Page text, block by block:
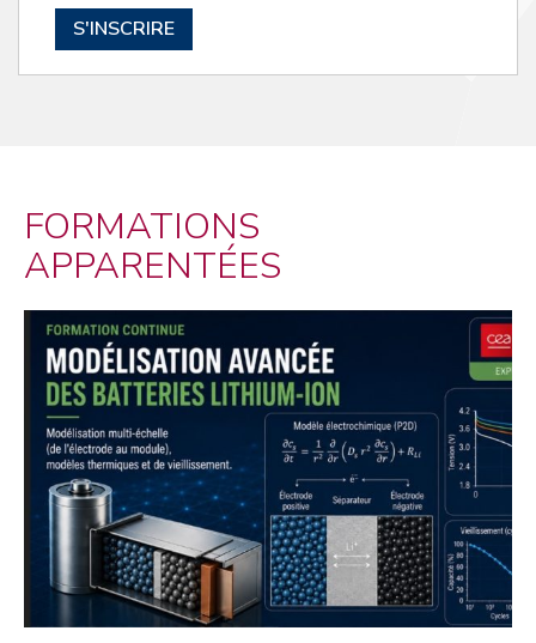
S'INSCRIRE
FORMATIONS
APPARENTÉES